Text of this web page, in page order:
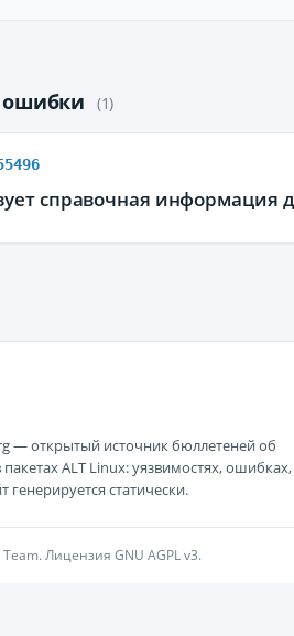
(1)
справочная
— открытый источник бюллетеней об
ALT Linux: уязвимостях, ошибках,
генерируется статически.
Лицензия GNU AGPL v3.